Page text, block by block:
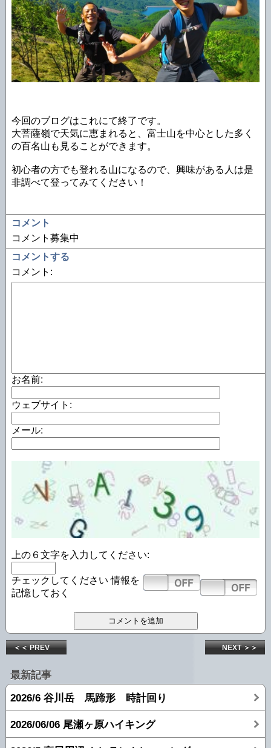
今回のブログはこれにて終了です。
大菩薩嶺で天気に恵まれると、富士山を中心とした多く
の百名山も見ることができます。
初心者の方でも登れる山になるので、興味がある人は是
非調べて登ってみてください！
コメント
コメント募集中
コメントする
コメント:
お名前:
ウェブサイト:
メール:
上の６文字を入力してください:
チェックしてください 情報を
記憶しておく
＜＜ PREV NEXT ＞＞
最新記事
2026/6 谷川岳 馬蹄形 時計回り
2026/06/06 尾瀬ヶ原ハイキング